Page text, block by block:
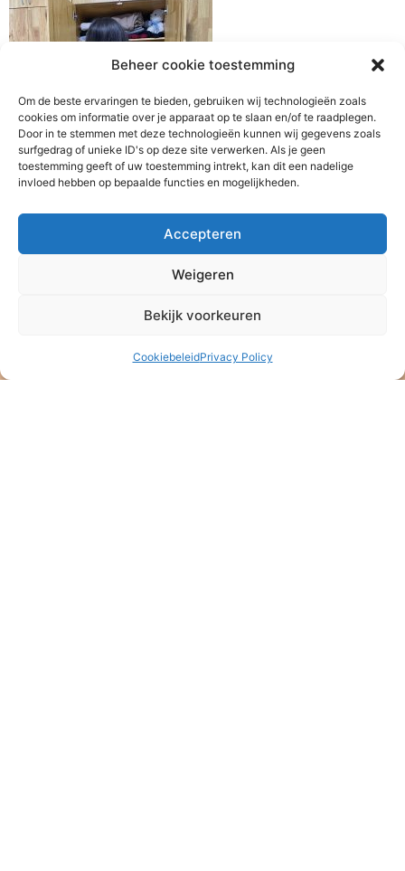
Beheer cookie toestemming
Om de beste ervaringen te bieden, gebruiken wij technologieën zoals
cookies om informatie over je apparaat op te slaan en/of te raadplegen.
Door in te stemmen met deze technologieën kunnen wij gegevens zoals
surfgedrag of unieke ID's op deze site verwerken. Als je geen
toestemming geeft of uw toestemming intrekt, kan dit een nadelige
invloed hebben op bepaalde functies en mogelijkheden.
Accepteren
Weigeren
Bekijk voorkeuren
CookiebeleidPrivacy Policy